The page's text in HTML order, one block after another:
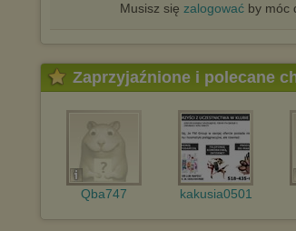
Musisz się zalogowaćby móc
Zaprzyjaźnione i polecane
Qba747 kakusia0501